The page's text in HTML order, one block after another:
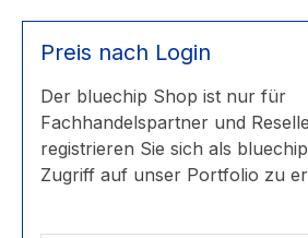
Preis nach Login
Der bluechip Shop ist nur für
Fachhandelspartner und
registrieren Sie sich als
Zugriff auf unser Portfolio zu